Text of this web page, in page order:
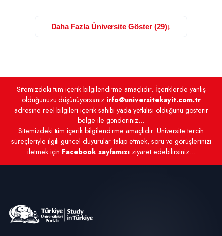
Daha Fazla Üniversite Göster (29)↓
Sitemizdeki tüm içerik bilgilendirme amaçlıdır. İçeriklerde yanlış
olduğunuzu düşünüyorsanız info@universitekayit.com.tr
adresine reel bilgileri içerik sahibi yada yetkilisi olduğunu gösterir
belge ile gönderiniz...
Sitemizdeki tüm içerik bilgilendirme amaçlıdır. Üniversite tercih
süreçleriyle ilgili güncel duyuruları takip etmek, soru ve görüşlerinizi
iletmek için Facebook sayfamızıziyaret edebilirsiniz...